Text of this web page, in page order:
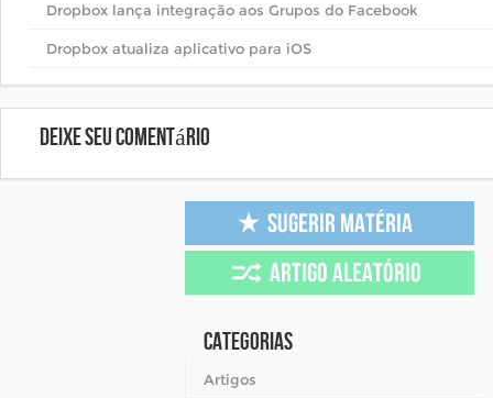
Dropbox lança integração aos Grupos do Facebook
Dropbox atualiza aplicativo para iOS
Deixe seu comentário
Categorias
Artigos